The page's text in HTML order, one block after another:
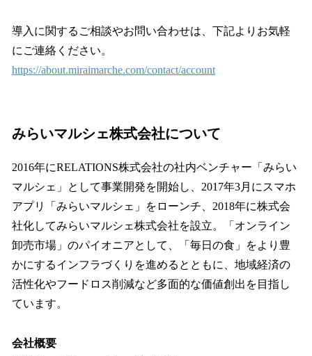
導⼊に関するご相談やお問い合わせは、下記よりお気軽
にご連絡ください。
https://about.miraimarche.com/contact/account
みらいマルシェ株式会社について
2016年にRELATIONS株式会社の社内ベンチャー「みらい
マルシェ」として事業開発を開始し、2017年3⽉にスマホ
アプリ「みらいマルシェ」をローンチ、2018年に株式会
社化してみらいマルシェ株式会社を設⽴。「オンライン
卸売市場」のパイオニアとして、「毎⽇の⾷」をより豊
かにするインフラづくりを進めるとともに、地域経済の
活性化やフードロス削減など多⾯的な価値創出を⽬指し
ています。
会社概要